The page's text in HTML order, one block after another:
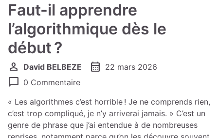
Faut-il apprendre
l’algorithmique dès le
début ?
person David BELBEZE calendar_month 22 mars 2026
chat_bubble 0 Commentaire
« Les algorithmes c’est horrible ! Je ne comprends rien,
c’est trop compliqué, je n’y arriverai jamais. » C’est un
genre de phrase que j’ai entendue à de nombreuses